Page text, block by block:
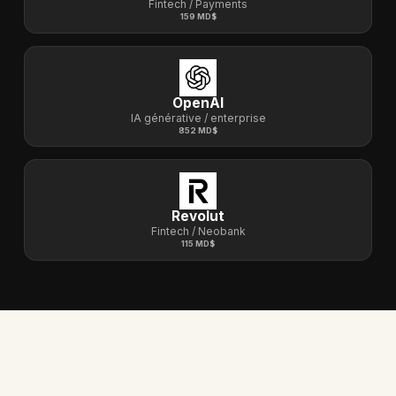
Fintech / Payments
159 MD$
OpenAI
IA générative / enterprise
852 MD$
Revolut
Fintech / Neobank
115 MD$